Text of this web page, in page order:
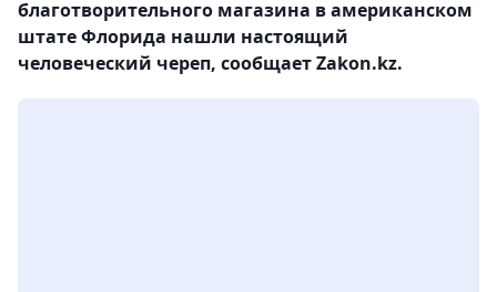
благотворительного магазина в американском
штате Флорида нашли настоящий
человеческий череп, сообщает Zakon.kz.